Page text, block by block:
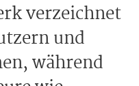
verzeichnet
und
während